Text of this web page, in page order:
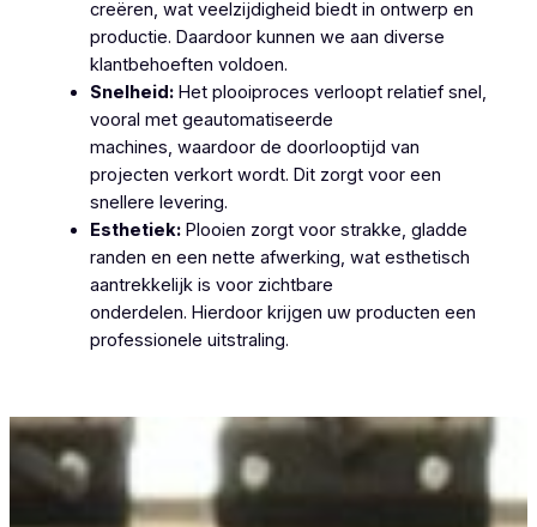
creëren, wat veelzijdigheid biedt in ontwerp en
productie. Daardoor kunnen we aan diverse
klantbehoeften voldoen.
Snelheid:Het plooiproces verloopt relatief snel,
vooral met geautomatiseerde
machines, waardoor de doorlooptijd van
projecten verkort wordt. Dit zorgt voor een
snellere levering.
Esthetiek:Plooien zorgt voor strakke, gladde
randen en een nette afwerking, wat esthetisch
aantrekkelijk is voor zichtbare
onderdelen. Hierdoor krijgen uw producten een
professionele uitstraling.